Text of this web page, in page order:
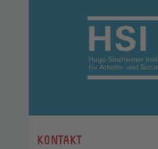
:KONTAKT